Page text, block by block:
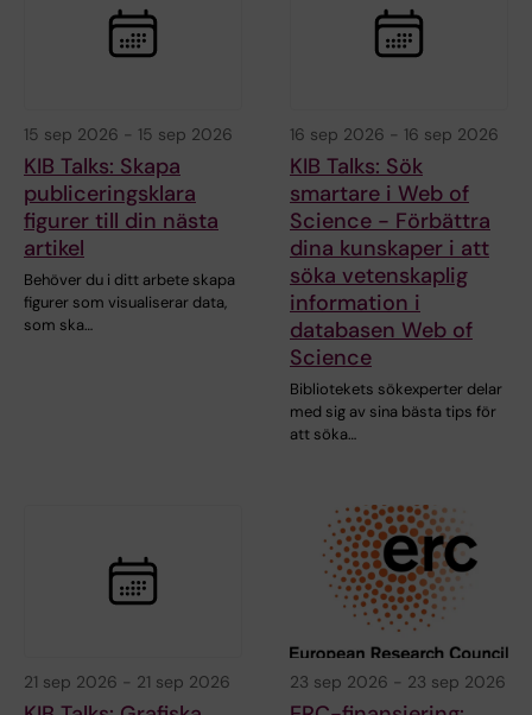
15 sep 2026 - 15 sep 2026
KIB Talks: Skapa
publiceringsklara
figurer till din nästa
artikel
Behöver du i ditt arbete skapa
figurer som visualiserar data,
som ska…
16 sep 2026 - 16 sep 2026
KIB Talks: Sök
smartare i Web of
Science - Förbättra
dina kunskaper i att
söka vetenskaplig
information i
databasen Web of
Science
Bibliotekets sökexperter delar
med sig av sina bästa tips för
att söka…
21 sep 2026 - 21 sep 2026 23 sep 2026 - 23 sep 2026